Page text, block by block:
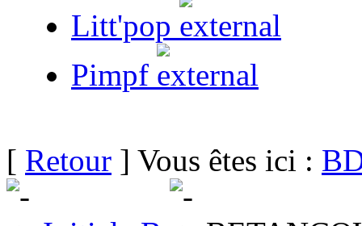
Litt'pop
Pimpf
[ Retour ] Vous êtes ici :